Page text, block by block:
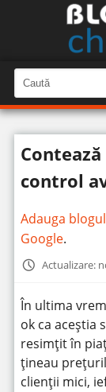
a
u
t
C
a
u
î
n
i
t
control
Adauga
Google.
Actualizare:
În ultima
ok ca aceștia
resimțit în
țineau
clienții mici,